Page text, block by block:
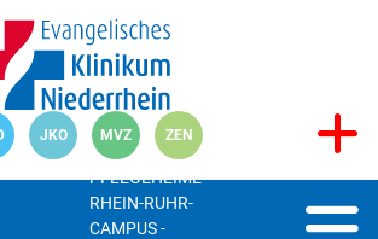
JKO MVZ ZEN
PFLEGEHEIME
RHEIN-RUHR-
CAMPUS -